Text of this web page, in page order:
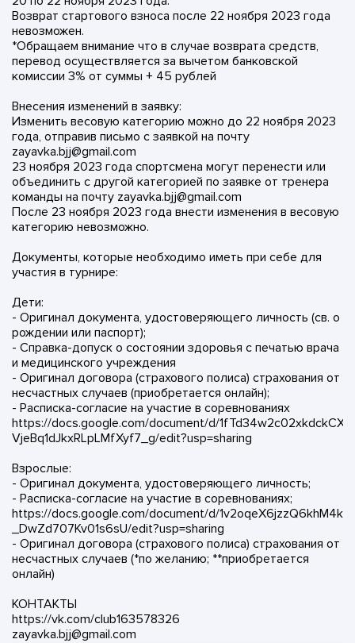
Возврат стартового взноса после 22 ноября 2023 года
невозможен.
*Обращаем внимание что в случае возврата средств,
перевод осуществляется за вычетом банковской
комиссии 3% от суммы + 45 рублей
Внесения изменений в заявку:
Изменить весовую категорию можно до 22 ноября 2023
года, отправив письмо с заявкой на почту
zayavka.bjj@gmail.com
23 ноября 2023 года спортсмена могут перенести или
объединить с другой категорией по заявке от тренера
команды на почту zayavka.bjj@gmail.com
После 23 ноября 2023 года внести изменения в весовую
категорию невозможно.
Документы, которые необходимо иметь при себе для
участия в турнире:
Дети:
- Оригинал документа, удостоверяющего личность (св. о
рождении или паспорт);
- Справка-допуск о состоянии здоровья с печатью врача
и медицинского учреждения
- Оригинал договора (страхового полиса) страхования от
несчастных случаев (приобретается онлайн);
- Расписка-согласие на участие в соревнованиях
https://docs.google.com/document/d/
VjeBq1dJkxRLpLMfXyf7_g/edit?usp=sharing
Взрослые:
- Оригинал документа, удостоверяющего личность;
- Расписка-согласие на участие в соревнованиях;
https://docs.google.com/document/d/
_DwZd707Kv01s6sU/edit?usp=sharing
- Оригинал договора (страхового полиса) страхования от
несчастных случаев (*по желанию; **приобретается
онлайн)
КОНТАКТЫ
https://vk.com/club163578326
zayavka.bjj@gmail.com